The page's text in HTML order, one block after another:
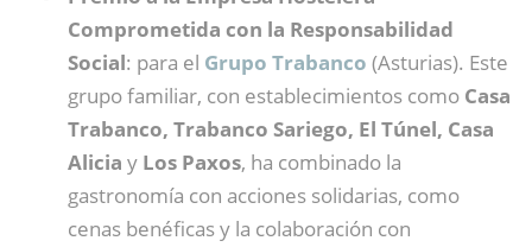
Comprometida con la Responsabilidad
Social: para el Grupo Trabanco (Asturias). Este
grupo familiar, con establecimientos como Casa
Trabanco, Trabanco Sariego, El Túnel, Casa
Alicia y Los Paxos, ha combinado la
gastronomía con acciones solidarias, como
cenas benéficas y la colaboración con